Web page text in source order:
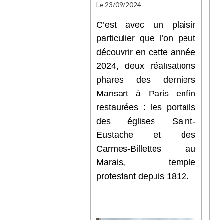
Le 23/09/2024
C’est avec un plaisir
particulier que l’on peut
découvrir en cette année
2024, deux réalisations
phares des derniers
Mansart à Paris enfin
restaurées : les portails
des églises Saint-
Eustache et des
Carmes-Billettes au
Marais, temple
protestant depuis 1812.